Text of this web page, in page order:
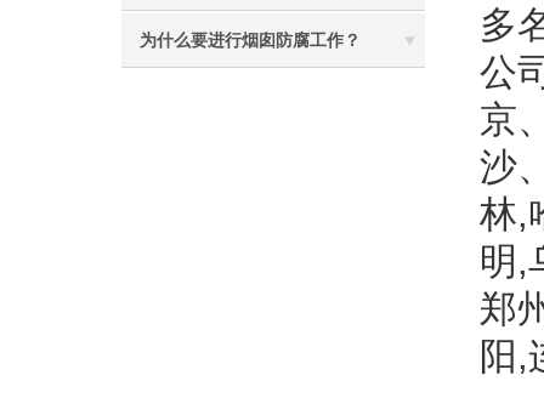
为什么要进行烟囱防腐工作？
多
公
京
沙
林,
明,
郑
阳,